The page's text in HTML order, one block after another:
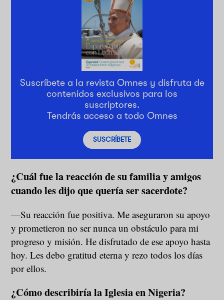
Suscríbete a la revista Omnes y disfruta de
contenidos exclusivos para los
suscriptores.
Tendrás acceso a todo Omnes
SUSCRÍBETE
¿Cuál fue la reacción de su familia y amigos
cuando les dijo que quería ser sacerdote?
—Su reacción fue positiva. Me aseguraron su apoyo
y prometieron no ser nunca un obstáculo para mi
progreso y misión. He disfrutado de ese apoyo hasta
hoy. Les debo gratitud eterna y rezo todos los días
por ellos.
¿Cómo describiría la Iglesia en Nigeria?